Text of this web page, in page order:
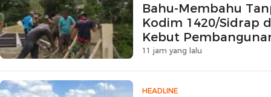
Bahu-Membahu
Kodim 1420/Sidrap
Kebut
Beton
11 jam yang lalu
HEADLINE